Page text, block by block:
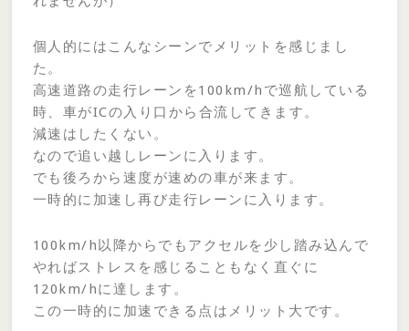
個人的にはこんなシーンでメリットを感じまし
た。
高速道路の走行レーンを100km/hで巡航している
時、車がICの入り口から合流してきます。
減速はしたくない。
なので追い越しレーンに入ります。
でも後ろから速度が速めの車が来ます。
一時的に加速し再び走行レーンに入ります。
100km/h以降からでもアクセルを少し踏み込んで
やればストレスを感じることもなく直ぐに
120km/hに達します。
この一時的に加速できる点はメリット大です。